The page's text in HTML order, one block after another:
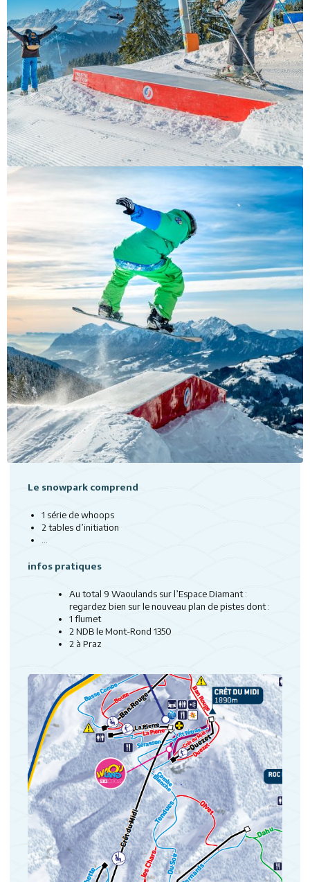
Le snowpark comprend
1 série de whoops
2 tables d’initiation
infos pratiques
Au total 9 Waoulands sur l’Espace Diamant :
regardez bien sur le nouveau plan de pistes dont :
1 flumet
2 NDB le Mont-Rond 1350
2 à Praz